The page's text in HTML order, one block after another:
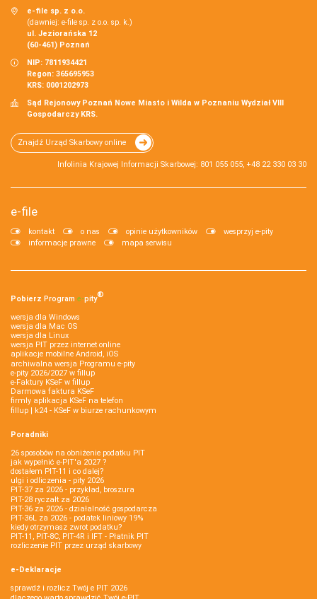
e-file sp. z o.o.
(dawniej: e-file sp. z o.o. sp. k.)
ul. Jeziorańska 12
(60-461) Poznań
NIP: 7811934421
Regon: 365695953
KRS: 0001202973
Sąd Rejonowy Poznań Nowe Miasto i Wilda w Poznaniu Wydział VIII
Gospodarczy KRS.
Znajdź Urząd Skarbowy online
Infolinia Krajowej Informacji Skarbowej: 801 055 055, +48 22 330 03 30
e-file
kontakt o nas opinie użytkowników
wesprzyj e-pity
informacje prawne
mapa serwisu
Pobierz Program e‑pity®
wersja dla Windows
wersja dla Mac OS
wersja dla Linux
wersja PIT przez internet online
aplikacje mobilne Android, iOS
archiwalna wersja Programu e-pity
e-pity 2026/2027 w fillup
e‑Faktury KSeF w fillup
Darmowa faktura KSeF
firmly aplikacja KSeF na telefon
fillup | k24 - KSeF w biurze rachunkowym
Poradniki
26 sposobów na obniżenie podatku PIT
jak wypełnić e-PIT'a 2027 ?
dostałem PIT-11 i co dalej?
ulgi i odliczenia - pity 2026
PIT-37 za 2026 - przykład, broszura
PIT-28 ryczałt za 2026
PIT-36 za 2026 - działalność gospodarcza
PIT-36L za 2026 - podatek liniowy 19%
kiedy otrzymasz zwrot podatku?
PIT-11, PIT-8C, PIT-4R i IFT - Płatnik PIT
rozliczenie PIT przez urząd skarbowy
e-Deklaracje
sprawdź i rozlicz Twój e PIT 2026